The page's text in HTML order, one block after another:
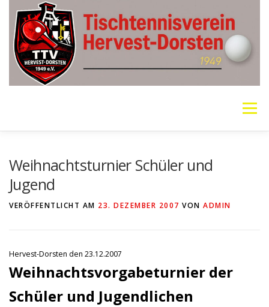
Inhalt
springen
Menü
Weihnachtsturnier Schüler und
Jugend
VERÖFFENTLICHT AM 23. DEZEMBER 2007 VON ADMIN
Hervest-Dorsten den 23.12.2007
Weihnachtsvorgabeturnier der
Schüler und Jugendlichen